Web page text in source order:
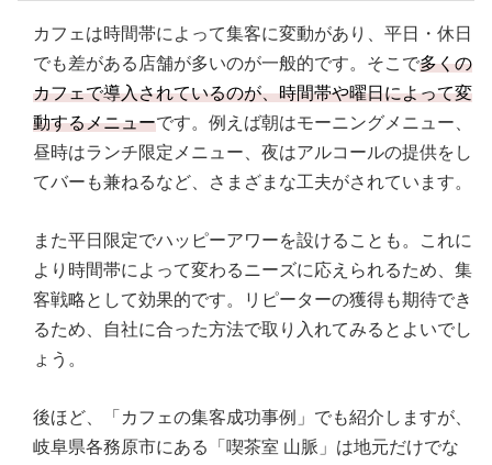
カフェは時間帯によって集客に変動があり、平日・休日
でも差がある店舗が多いのが一般的です。そこで多くの
カフェで導入されているのが、時間帯や曜日によって変
動するメニューです。例えば朝はモーニングメニュー、
昼時はランチ限定メニュー、夜はアルコールの提供をし
てバーも兼ねるなど、さまざまな工夫がされています。
また平日限定でハッピーアワーを設けることも。これに
より時間帯によって変わるニーズに応えられるため、集
客戦略として効果的です。リピーターの獲得も期待でき
るため、自社に合った方法で取り入れてみるとよいでし
ょう。
後ほど、「カフェの集客成功事例」でも紹介しますが、
岐阜県各務原市にある「喫茶室 山脈」は地元だけでな